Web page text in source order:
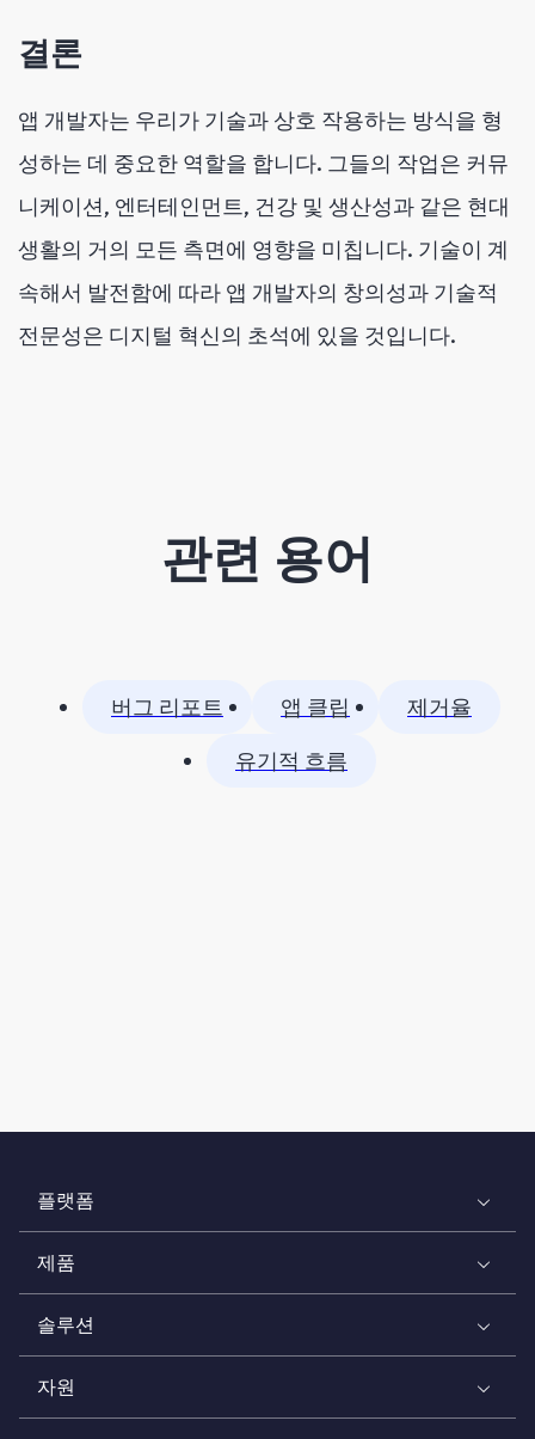
결론
앱 개발자는 우리가 기술과 상호 작용하는 방식을 형
성하는 데 중요한 역할을 합니다. 그들의 작업은 커뮤
니케이션, 엔터테인먼트, 건강 및 생산성과 같은 현대
생활의 거의 모든 측면에 영향을 미칩니다. 기술이 계
속해서 발전함에 따라 앱 개발자의 창의성과 기술적
전문성은 디지털 혁신의 초석에 있을 것입니다.
관련 용어
버그 리포트 앱 클립
제거율
유기적 흐름
플랫폼
제품
솔루션
자원